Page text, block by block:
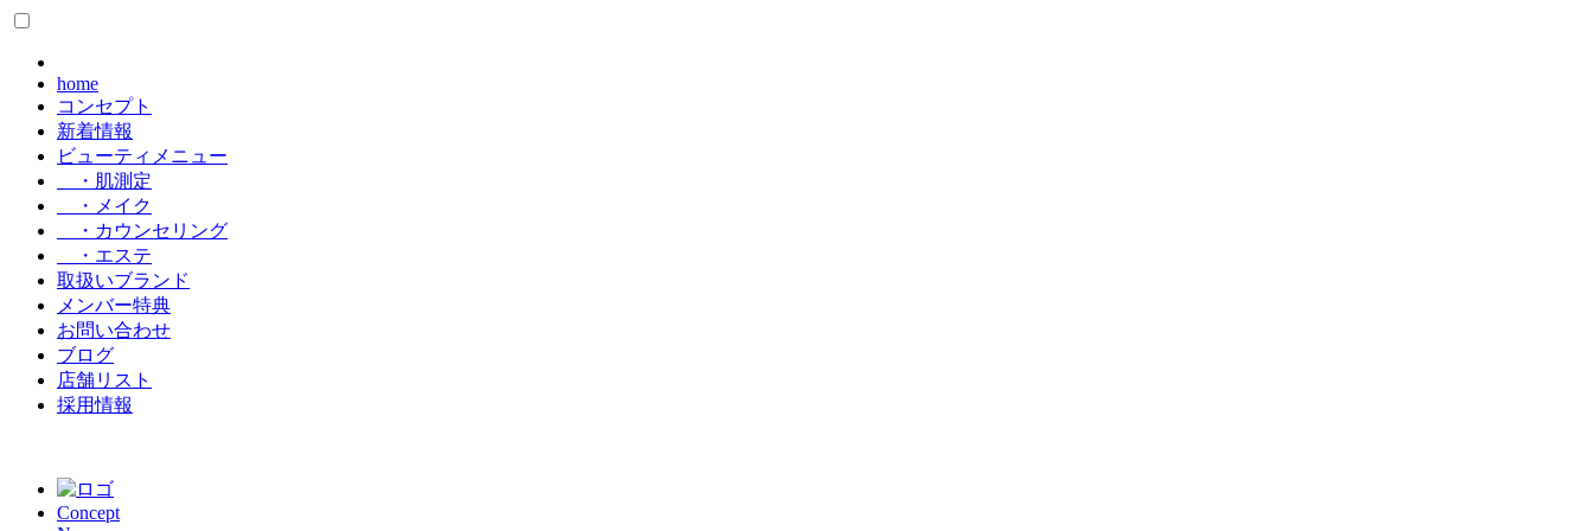
home
コンセプト
新着情報
ビューティメニュー
・肌測定
・メイク
・カウンセリング
・エステ
取扱いブランド
メンバー特典
お問い合わせ
ブログ
店舗リスト
採用情報
Concept